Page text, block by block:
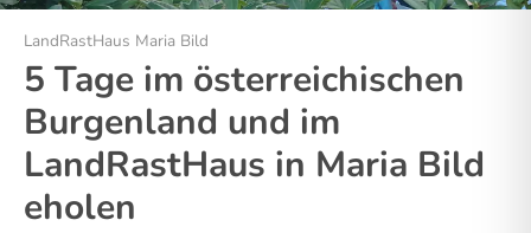
LandRastHaus Maria Bild
5 Tage im österreichischen
Burgenland und im
LandRastHaus in Maria Bild
eholen